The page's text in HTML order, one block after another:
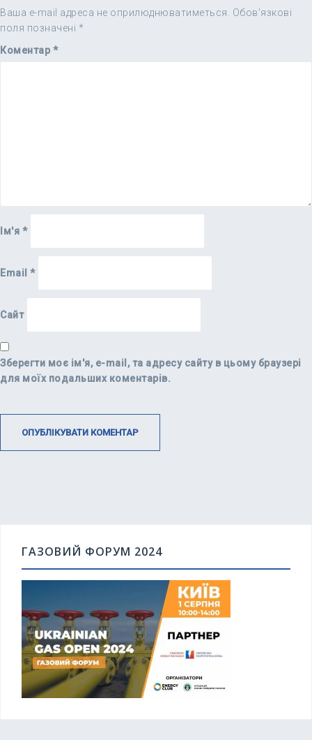
Ваша e-mail адреса не оприлюднюватиметься.
Обов’язкові
поля позначені *
Коментар *
Ім'я *
Email *
Сайт
Зберегти моє ім'я, e-mail, та адресу сайту в цьому браузері
для моїх подальших коментарів.
ГАЗОВИЙ ФОРУМ 2024